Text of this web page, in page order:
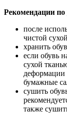
Рекомендации по
после
чистой
хранить
если обувь
сухой
деформации
бумажные
сушить
также